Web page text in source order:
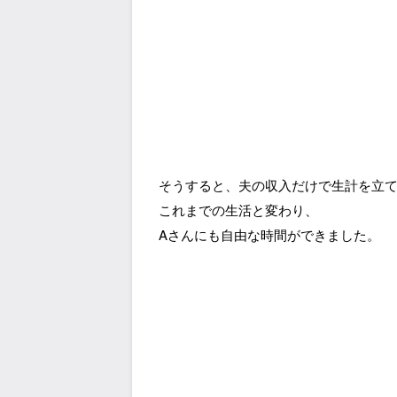
そうすると、夫の収入だけで生計を立
これまでの生活と変わり、
Aさんにも自由な時間ができました。